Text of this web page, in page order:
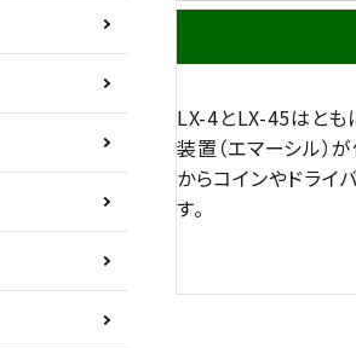
LX-4とLX-45はと
装置（エマーシル）
からコインやドライ
す。